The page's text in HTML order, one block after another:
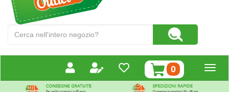
Prodotto
Cerca Prodotto
0prodotti
inseriti